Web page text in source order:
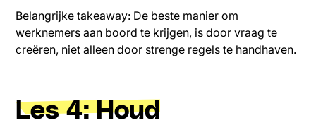
Belangrijke takeaway: De beste manier om
werknemers aan boord te krijgen, is door vraag te
creëren, niet alleen door strenge regels te handhaven.
Les 4: Houd